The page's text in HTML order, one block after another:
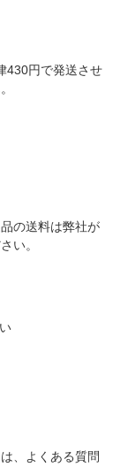
430円で発送させ
の送料は弊社が
い。
、よくある質問